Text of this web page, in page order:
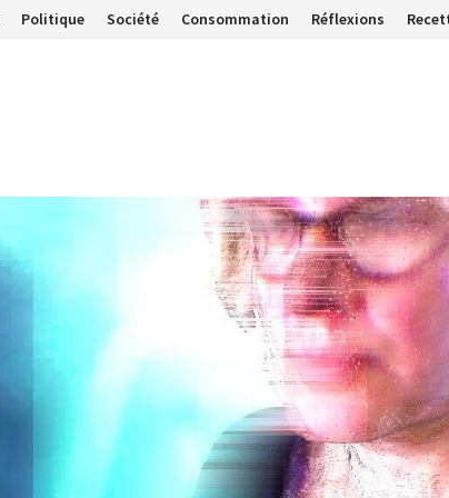
Politique Société Consommation Réflexions